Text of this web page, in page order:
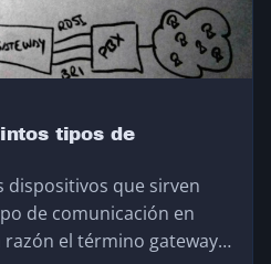
tipos de
dispositivos que sirven
de comunicación en
el término gateway…